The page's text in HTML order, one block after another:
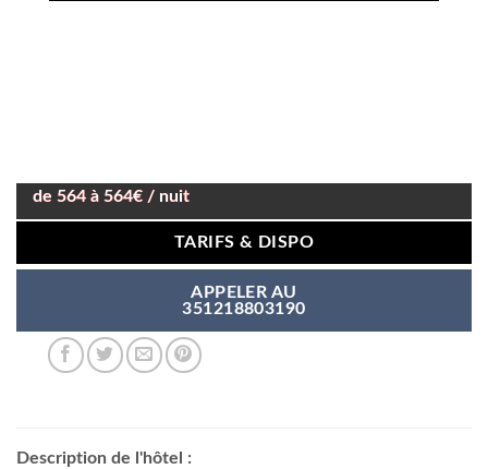
de 564 à 564€ / nuit
TARIFS & DISPO
APPELER AU
351218803190
Description de l'hôtel :